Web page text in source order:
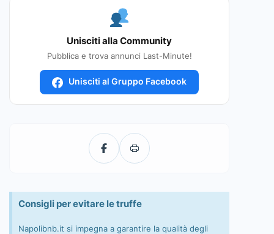
Unisciti alla Community
Pubblica e trova annunci Last-Minute!
Unisciti al Gruppo Facebook
Consigli per evitare le truffe
Napolibnb.it si impegna a garantire la qualità degli